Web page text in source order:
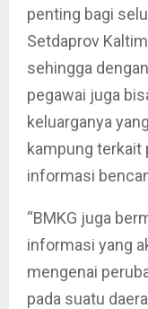
penting bagi
Setdaprov
sehingga
pegawai juga
keluarganya
kampung terkait
informasi
“BMKG juga
informasi yang
mengenai
pada suatu